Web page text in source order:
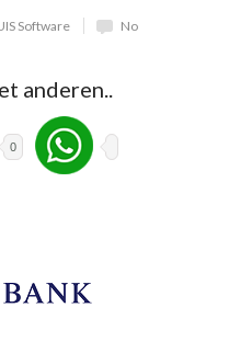
Software
No
anderen..
0